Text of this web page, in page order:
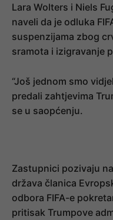
Lara Wolters i Niels
naveli da je odluka
suspenzijama zbog
sramota i izigravanje
“Još jednom smo
predali zahtjevima
se u saopćenju.
Zastupnici pozivaju
država članica
odbora FIFA-e
pritisak Trumpove